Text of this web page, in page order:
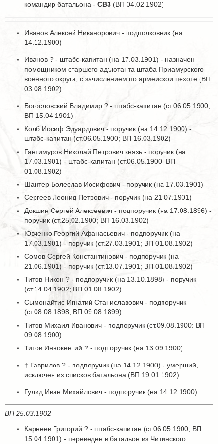
командир батальона - СВ3 (ВП 04.02.1902)
Иванов Алексей Никанорович - подполковник (на
14.12.1900)
Иванов ? - штабс-капитан (на 17.03.1901) - назначен
помощником старшего адъютанта штаба Приамурского
военного округа, с зачислением по армейской пехоте (ВП
03.08.1902)
Богословский Владимир ? - штабс-капитан (ст.06.05.1900;
ВП 15.04.1901)
Колб Иосиф Эдуардович - поручик (на 14.12.1900) -
штабс-капитан (ст.06.05.1900; ВП 16.03.1902)
Гантимуров Николай Петрович князь - поручик (на
17.03.1901) - штабс-капитан (ст.06.05.1900; ВП
01.08.1902)
Шантер Болеслав Иосифович - поручик (на 17.03.1901)
Сергеев Леонид Петрович - поручик (на 21.07.1901)
Докшин Сергей Алексеевич - подпоручик (на 17.08.1896) -
поручик (ст.25.02.1900; ВП 16.03.1902)
Ювченко Георгий Афанасьевич - подпоручик (на
17.03.1901) - поручик (ст.27.03.1901; ВП 01.08.1902)
Сомов Сергей Константинович - подпоручик (на
21.06.1901) - поручик (ст.13.07.1901; ВП 01.08.1902)
Титов Никон ? - подпоручик (на 13.10.1898) - поручик
(ст.14.04.1902; ВП 01.08.1902)
Сымонайтис Игнатий Станиславович - подпоручик
(ст.08.08.1898; ВП 09.08.1899)
Титов Михаил Иванович - подпоручик (ст.09.08.1900; ВП
09.08.1900)
Титов Иннокентий ? - подпоручик (на 13.09.1900)
† Гаврилов ? - подпоручик (на 14.12.1900) - умерший,
исключен из списков батальона (ВП 19.01.1902)
Гулид Иван Михайлович - подпоручик (на 14.12.1900)
ВП 25.03.1902
Карнеев Григорий ? - штабс-капитан (ст.06.05.1900; ВП
15.04.1901) - переведен в батальон из Читинского